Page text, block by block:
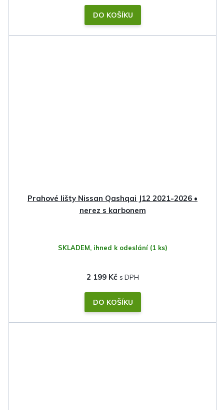
DO KOŠÍKU
Prahové lišty Nissan Qashqai J12 2021-2026 •
nerez s karbonem
SKLADEM, ihned k odeslání (1 ks)
2 199 Kč
DO KOŠÍKU